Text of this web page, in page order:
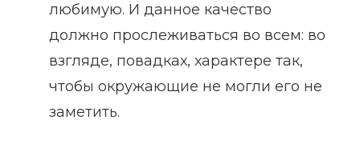
любимую. И данное качество
должно прослеживаться во всем: во
взгляде, повадках, характере так,
чтобы окружающие не могли его не
заметить.